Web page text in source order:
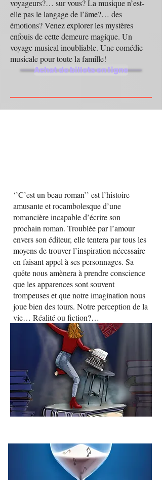
voyageurs?… sur vous? La musique n’est-
elle pas le langage de l’âme?… des
émotions? Venez explorer les mystères
enfouis de cette demeure magique. Un
voyage musical inoubliable. Une comédie
musicale pour toute la famille!
Achat de billets en ligne
‘’C’est un beau roman’’ est l’histoire
amusante et rocambolesque d’une
romancière incapable d’écrire son
prochain roman. Troublée par l’amour
envers son éditeur, elle tentera par tous les
moyens de trouver l’inspiration nécessaire
en faisant appel à ses personnages. Sa
quête nous amènera à prendre conscience
que les apparences sont souvent
trompeuses et que notre imagination nous
joue bien des tours. Notre perception de la
vie… Réalité ou fiction?…